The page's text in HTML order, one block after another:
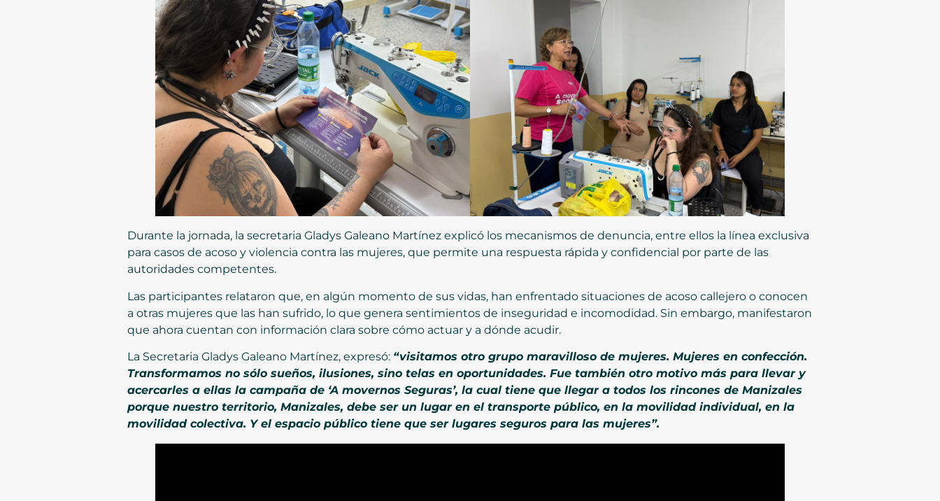
Durante la jornada, la secretaria Gladys Galeano Martínez explicó los mecanismos de denuncia, entre ellos la línea exclusiva
para casos de acoso y violencia contra las mujeres, que permite una respuesta rápida y confidencial por parte de las
autoridades competentes.
Las participantes relataron que, en algún momento de sus vidas, han enfrentado situaciones de acoso callejero o conocen
a otras mujeres que las han sufrido, lo que genera sentimientos de inseguridad e incomodidad. Sin embargo, manifestaron
que ahora cuentan con información clara sobre cómo actuar y a dónde acudir.
La Secretaria Gladys Galeano Martínez, expresó: “visitamos otro grupo maravilloso de mujeres. Mujeres en confección.
Transformamos no sólo sueños, ilusiones, sino telas en oportunidades. Fue también otro motivo más para llevar y
acercarles a ellas la campaña de ‘A movernos Seguras’, la cual tiene que llegar a todos los rincones de Manizales
porque nuestro territorio, Manizales, debe ser un lugar en el transporte público, en la movilidad individual, en la
movilidad colectiva. Y el espacio público tiene que ser lugares seguros para las mujeres”.